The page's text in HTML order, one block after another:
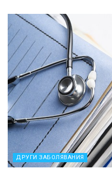
ДРУГИ ЗАБОЛЯВАНИЯ